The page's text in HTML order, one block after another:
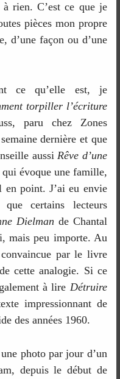
à rien. C’est ce que je
pièces mon propre
d’une façon ou d’une
ce qu’elle est, je
torpiller l’écriture
paru chez Zones
dernière et que
aussi Rêve d’une
évoque une famille,
en point. J’ai eu envie
certains lecteurs
Dielman de Chantal
mais peu importe. Au
par le livre
cette analogie. Si ce
à lire Détruire
impressionnant de
des années 1960.
photo par jour d’un
depuis le début de